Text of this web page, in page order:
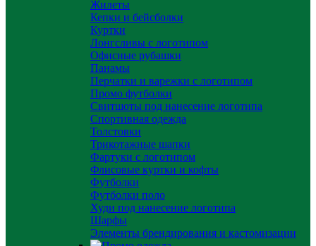
Жилеты
Кепки и бейсболки
Куртки
Лонгсливы с логотипом
Офисные рубашки
Панамы
Перчатки и варежки с логотипом
Промо футболки
Свитшоты под нанесение логотипа
Спортивная одежда
Толстовки
Трикотажные шапки
Фартуки с логотипом
Флисовые куртки и кофты
Футболки
Футболки поло
Худи под нанесение логотипа
Шарфы
Элементы брендирования и кастомизации